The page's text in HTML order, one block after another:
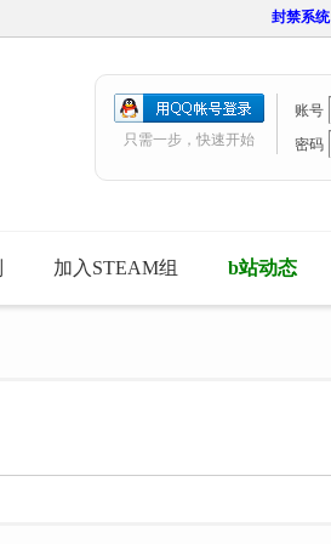
封禁系统
账号
密码
只需一步，快速开始
加入STEAM组 b站动态